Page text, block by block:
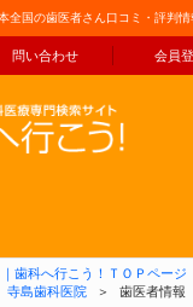
全国の歯医者さん口コミ・評判
問い合わせ 会員
コンテン
歯科へ行こう！ＴＯＰページ
寺島歯科医院 ＞ 歯医者情報